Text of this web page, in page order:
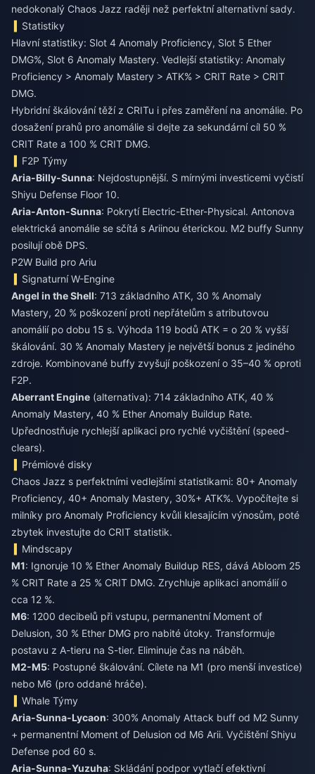
nedokonalý Chaos Jazz raději než perfektní alternativní sady.
Statistiky
Hlavní statistiky: Slot 4 Anomaly Proficiency, Slot 5 Ether
DMG%, Slot 6 Anomaly Mastery. Vedlejší statistiky: Anomaly
Proficiency > Anomaly Mastery > ATK% > CRIT Rate > CRIT
DMG.
Hybridní škálování těží z CRITu i přes zaměření na anomálie. Po
dosažení prahů pro anomálie si dejte za sekundární cíl 50 %
CRIT Rate a 100 % CRIT DMG.
F2P Týmy
Aria-Billy-Sunna: Nejdostupnější. S mírnými investicemi vyčistí
Shiyu Defense Floor 10.
Aria-Anton-Sunna: Pokrytí Electric-Ether-Physical. Antonova
elektrická anomálie se sčítá s Ariinou éterickou. M2 buffy Sunny
posilují obě DPS.
P2W Build pro Ariu
Signaturní W-Engine
Angel in the Shell: 713 základního ATK, 30 % Anomaly
Mastery, 20 % poškození proti nepřátelům s atributovou
anomálií po dobu 15 s. Výhoda 119 bodů ATK = o 20 % vyšší
škálování. 30 % Anomaly Mastery je největší bonus z jediného
zdroje. Kombinované buffy zvyšují poškození o 35–40 % oproti
F2P.
Aberrant Engine (alternativa): 714 základního ATK, 40 %
Anomaly Mastery, 40 % Ether Anomaly Buildup Rate.
Upřednostňuje rychlejší aplikaci pro rychlé vyčištění (speed-
clears).
Prémiové disky
Chaos Jazz s perfektními vedlejšími statistikami: 80+ Anomaly
Proficiency, 40+ Anomaly Mastery, 30%+ ATK%. Vypočítejte si
milníky pro Anomaly Proficiency kvůli klesajícím výnosům, poté
zbytek investujte do CRIT statistik.
Mindscapy
M1: Ignoruje 10 % Ether Anomaly Buildup RES, dává Abloom 25
% CRIT Rate a 25 % CRIT DMG. Zrychluje aplikaci anomálií o
cca 12 %.
M6: 1200 decibelů při vstupu, permanentní Moment of
Delusion, 30 % Ether DMG pro nabité útoky. Transformuje
postavu z A-tieru na S-tier. Eliminuje čas na náběh.
M2-M5: Postupné škálování. Cílete na M1 (pro menší investice)
nebo M6 (pro oddané hráče).
Whale Týmy
Aria-Sunna-Lycaon: 300% Anomaly Attack buff od M2 Sunny
+ permanentní Moment of Delusion od M6 Arii. Vyčištění Shiyu
Defense pod 60 s.
Aria-Sunna-Yuzuha: Skládání podpor vytlačí efektivní